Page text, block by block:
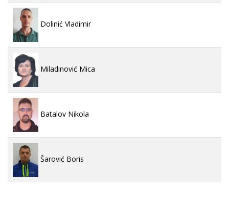
Dolinić Vladimir
Miladinović Mica
Batalov Nikola
Šarović Boris